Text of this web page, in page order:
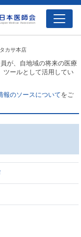
カサ本店
が、自地域の将来の医療
ツールとして活用してい
報のソースについてをご